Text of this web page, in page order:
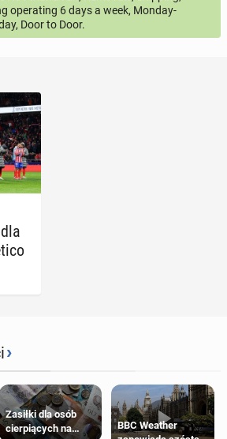
operating 6 days a week, Monday-
Door to Door.
›
Zasiłki dla osób
cierpiących na
BBC Weather